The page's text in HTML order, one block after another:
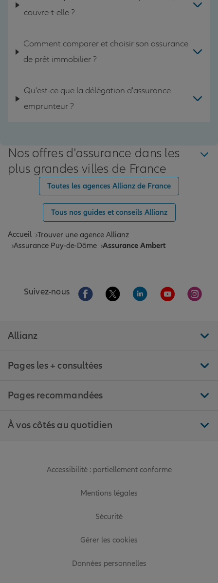
couvre-t-elle ?
Comment comparer et choisir son assurance
de prêt immobilier ?
Qu'est-ce que la délégation d'assurance
emprunteur ?
Nos offres d'assurance dans les
plus grandes villes de France
Toutes les agences Allianz de France
Tous nos guides et conseils Allianz
Accueil Trouver une agence Allianz
Assurance Puy-de-Dôme Assurance Ambert
Suivez-nous Aller sur la page Facebook de Allianz
Aller sur la page Twitter de
Aller sur la page
Aller sur la
Aller
Allianz
Pages les + consultées
Pages recommandées
À vos côtés au quotidien
Accessibilité : partiellement conforme
Mentions légales
Sécurité
Gérer les cookies
Données personnelles